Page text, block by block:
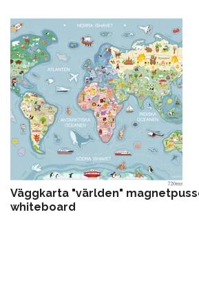
Väggkarta "världen"
whiteboard